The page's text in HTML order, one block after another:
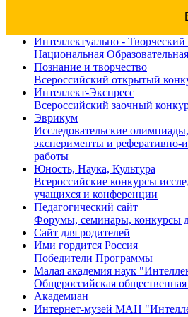
Интеллектуально -
Национальная
Познание и творчество
Всероссийский открытый
Интеллект-Экспресс
Всероссийский заочный
Эврикум
Исследовательские
эксперименты и реферативно-
работы
Юность, Наука, Культура
Всероссийские конкурсы
учащихся и конференции
Педагогический сайт
Форумы, семинары, конкурсы
Сайт для родителей
Ими гордится Россия
Победители Программы
Малая академия наук
Общероссийская
Академиан
Интернет-музей МАН